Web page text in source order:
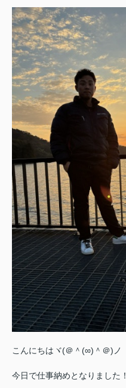
こんにちはヾ(＠＾(∞)＾＠)ノ
今日で仕事納めとなりました！